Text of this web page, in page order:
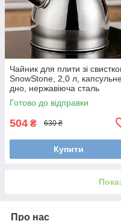
Чайник для плити зі
SnowStone, 2,0 л,
дно, нержавіюча сталь
Готово до відправки
504 ₴ 630 ₴
Купити
Про нас